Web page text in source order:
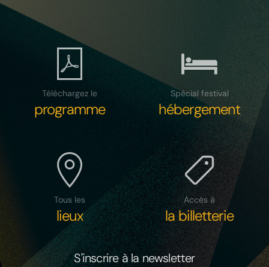
Téléchargez le
programme
Spécial festival
hébergement
Tous les
lieux
Accès à
la billetterie
S'inscrire à la newsletter